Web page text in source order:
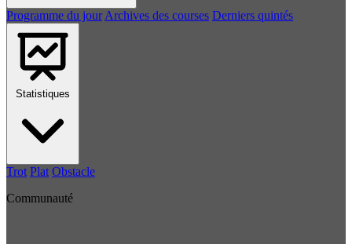
Programme du jour Archives des courses Derniers quintés
Statistiques
Trot Plat Obstacle
Communauté